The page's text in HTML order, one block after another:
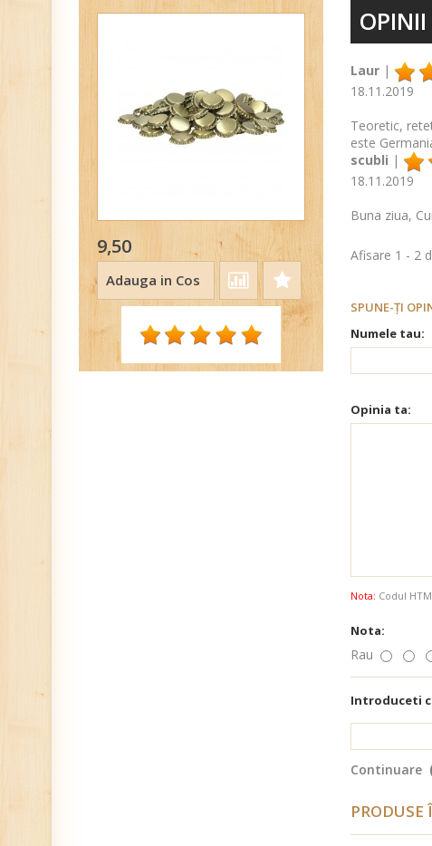
Laur |
18.11.2019
Teoretic,
este
scubli |
18.11.2019
Buna ziua,
Afisare 1 - 2
SPUNE-ŢI
Numele tau:
Opinia ta:
Nota: Codul
Nota:
Rau
Introduceti
Continuare
9,50
Adauga in Cos